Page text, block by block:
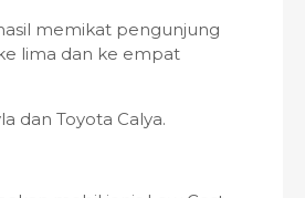
memikat pengunjung
lima dan ke empat
dan Toyota Calya.